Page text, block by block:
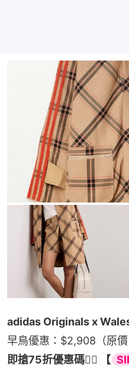
adidas Originals x
早鳥優惠：$2,908（原價
即搶75折優惠碼👉🏻 【